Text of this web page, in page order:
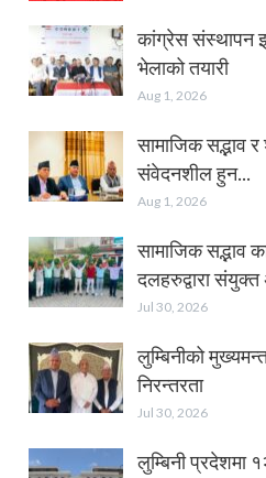
कांग्रेस संस्थापन
भेलाको तयारी
Aug 1, 2026
सामाजिक सद्भाव र
संवेदनशील हुन…
Aug 1, 2026
सामाजिक सद्भाव
दलहरुद्वारा
Jul 30, 2026
लुम्बिनीको
निरन्तरता
Jul 30, 2026
‎लुम्बिनी प्रदेशमा